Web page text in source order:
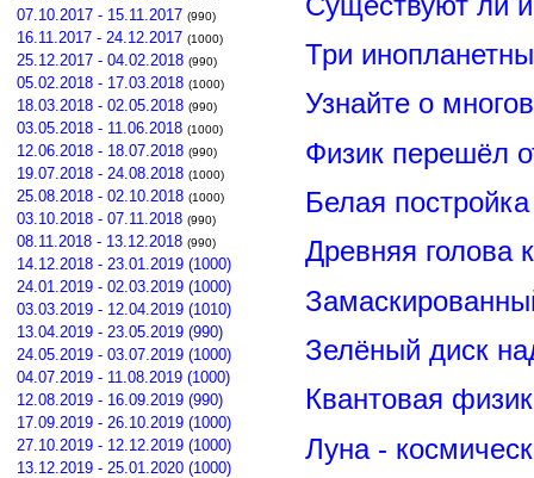
07.10.2017 - 15.11.2017 (990)
16.11.2017 - 24.12.2017 (1000)
25.12.2017 - 04.02.2018 (990)
05.02.2018 - 17.03.2018 (1000)
18.03.2018 - 02.05.2018 (990)
03.05.2018 - 11.06.2018 (1000)
12.06.2018 - 18.07.2018 (990)
19.07.2018 - 24.08.2018 (1000)
25.08.2018 - 02.10.2018 (1000)
03.10.2018 - 07.11.2018 (990)
08.11.2018 - 13.12.2018 (990)
14.12.2018 - 23.01.2019 (1000)
24.01.2019 - 02.03.2019 (1000)
03.03.2019 - 12.04.2019 (1010)
13.04.2019 - 23.05.2019 (990)
24.05.2019 - 03.07.2019 (1000)
04.07.2019 - 11.08.2019 (1000)
12.08.2019 - 16.09.2019 (990)
17.09.2019 - 26.10.2019 (1000)
27.10.2019 - 12.12.2019 (1000)
13.12.2019 - 25.01.2020 (1000)
Три
Узнайте о
Физик перешёл
Белая
Древняя голова
Зелёный диск
Квантовая
Луна -